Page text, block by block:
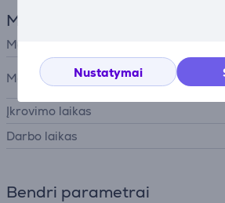
Nustatymai
Maitinimas
Maitinimo laido ilgis
Maitinimo šaltinis
Įkrovimo laikas
Darbo laikas
Bendri parametrai